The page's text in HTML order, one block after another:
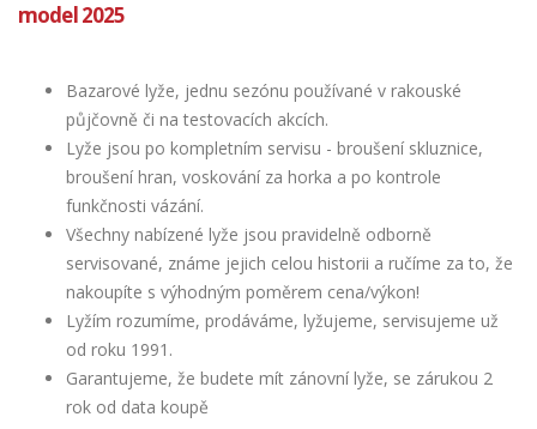
model 2025
Bazarové lyže, jednu sezónu používané v rakouské
půjčovně či na testovacích akcích.
Lyže jsou po kompletním servisu - broušení skluznice,
broušení hran, voskování za horka a po kontrole
funkčnosti vázání.
Všechny nabízené lyže jsou pravidelně odborně
servisované, známe jejich celou historii a ručíme za to, že
nakoupíte s výhodným poměrem cena/výkon!
Lyžím rozumíme, prodáváme, lyžujeme, servisujeme už
od roku 1991.
Garantujeme, že budete mít zánovní lyže, se zárukou 2
rok od data koupě